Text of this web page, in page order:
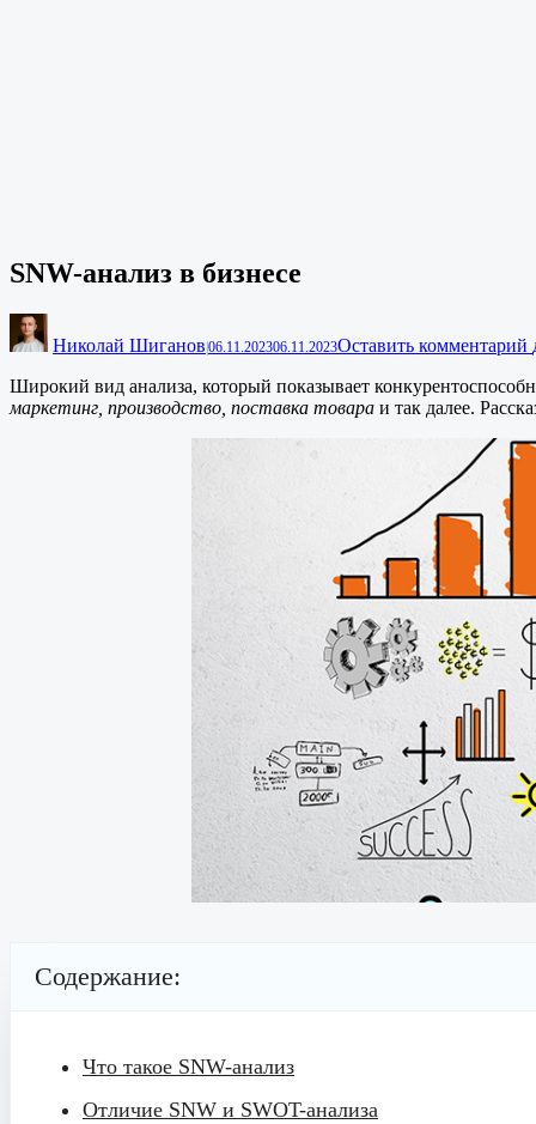
SNW-анализ в бизнесе
Николай Шиганов 06.11.202306.11.2023Оставить комментарий
Широкий вид анализа, который показывает
маркетинг, производство, поставка товара и так далее.
Содержание:
Что такое SNW-анализ
Отличие SNW и SWOT-анализа